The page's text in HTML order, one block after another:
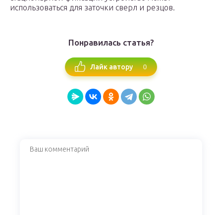
использоваться для заточки сверл и резцов.
Понравилась статья?
Лайк автору 0